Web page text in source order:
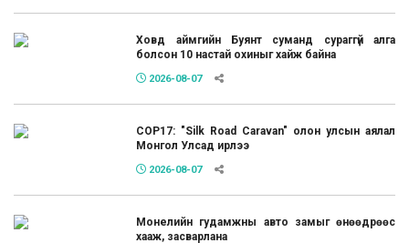
Ховд аймгийн Буянт суманд сураггүй алга
болсон 10 настай охиныг хайж байна
2026-08-07
COP17: "Silk Road Caravan" олон улсын аялал
Монгол Улсад ирлээ
2026-08-07
Монелийн гудамжны авто замыг өнөөдрөөс
хааж, засварлана